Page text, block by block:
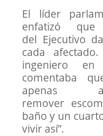
El líder
enfatizó
del Ejecutivo
cada
ingeniero
comentaba
apenas
remover
baño y un
vivir así”.